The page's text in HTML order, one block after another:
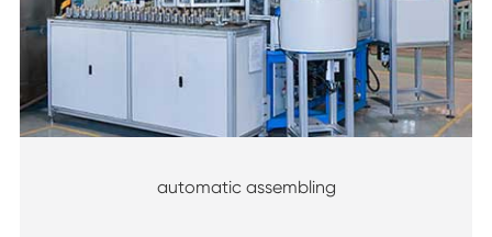
automatic assembling